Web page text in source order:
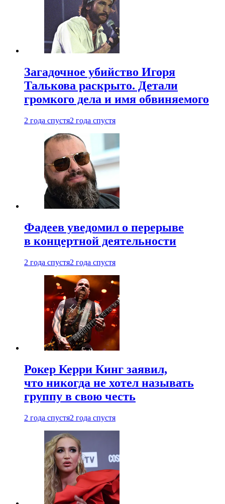
Загадочное убийство Игоря
Талькова раскрыто. Детали
громкого дела и имя обвиняемого
2 года спустя2 года спустя
Фадеев уведомил о перерыве
в концертной деятельности
2 года спустя2 года спустя
Рокер Керри Кинг заявил,
что никогда не хотел называть
группу в свою честь
2 года спустя2 года спустя